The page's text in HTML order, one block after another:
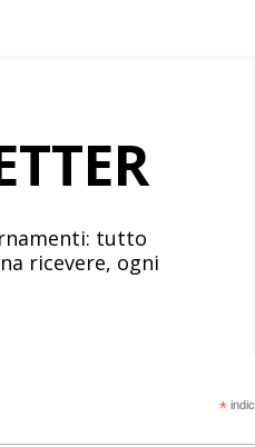
tutto
ricevere, ogni
*